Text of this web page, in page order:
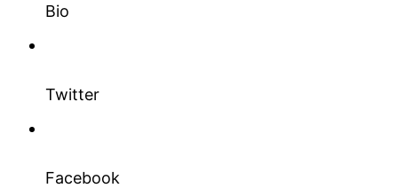
Bio
Twitter
Facebook